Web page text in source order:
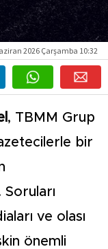
2026 Çarşamba 10:32
, TBMM Grup
bir
ve olası
önemli